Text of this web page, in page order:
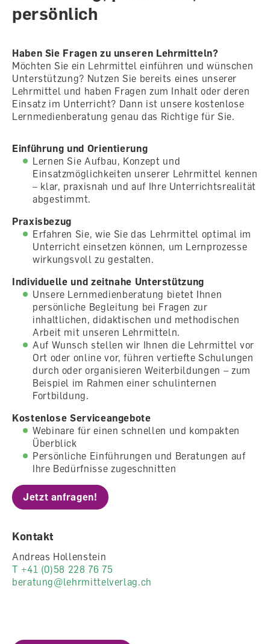
persönlich
Haben Sie Fragen zu unseren Lehrmitteln?
Möchten Sie ein Lehrmittel einführen und wünschen
Unterstützung? Nutzen Sie bereits eines unserer
Lehrmittel und haben Fragen zum Inhalt oder deren
Einsatz im Unterricht? Dann ist unsere kostenlose
Lernmedienberatung genau das Richtige für Sie.
Einführung und Orientierung
Lernen Sie Aufbau, Konzept und
Einsatzmöglichkeiten unserer Lehrmittel kennen
– klar, praxisnah und auf Ihre Unterrichtsrealität
abgestimmt.
Praxisbezug
Erfahren Sie, wie Sie das Lehrmittel optimal im
Unterricht einsetzen können, um Lernprozesse
wirkungsvoll zu gestalten.
Individuelle und zeitnahe Unterstützung
Unsere Lernmedienberatung bietet Ihnen
persönliche Begleitung bei Fragen zur
inhaltlichen, didaktischen und methodischen
Arbeit mit unseren Lehrmitteln.
Auf Wunsch stellen wir Ihnen die Lehrmittel vor
Ort oder online vor, führen vertiefte Schulungen
durch oder organisieren Weiterbildungen – zum
Beispiel im Rahmen einer schulinternen
Fortbildung.
Kostenlose Serviceangebote
Webinare für einen schnellen und kompakten
Überblick
Persönliche Einführungen und Beratungen auf
Ihre Bedürfnisse zugeschnitten
Jetzt anfragen!
Kontakt
Andreas Hollenstein
T +41 (0)58 228 76 75
beratung@lehrmittelverlag.ch